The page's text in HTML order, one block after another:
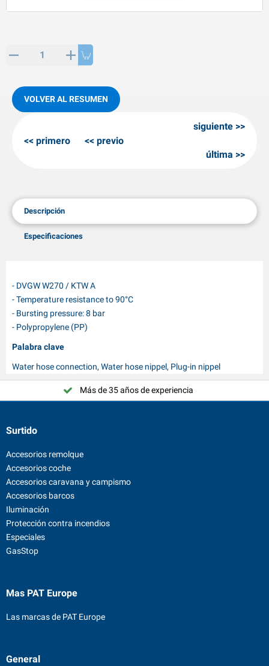
de SPP
para invierno
VOLVER AL RESUMEN
primero previo
siguiente
última
Descripción
Especificaciones
- DVGW W270 / KTW A
- Temperature resistance to 90°C
- Bursting pressure: 8 bar
- Polypropylene (PP)
Palabra clave
Water hose connection, Water hose nippel, Plug-in nippel
Más de 35 años de experiencia
Surtido
Accesorios remolque
Accesorios coche
Accesorios caravana y campismo
Accesorios barcos
Iluminación
Protección contra incendios
Especiales
GasStop
Mas PAT Europe
Las marcas de PAT Europe
General